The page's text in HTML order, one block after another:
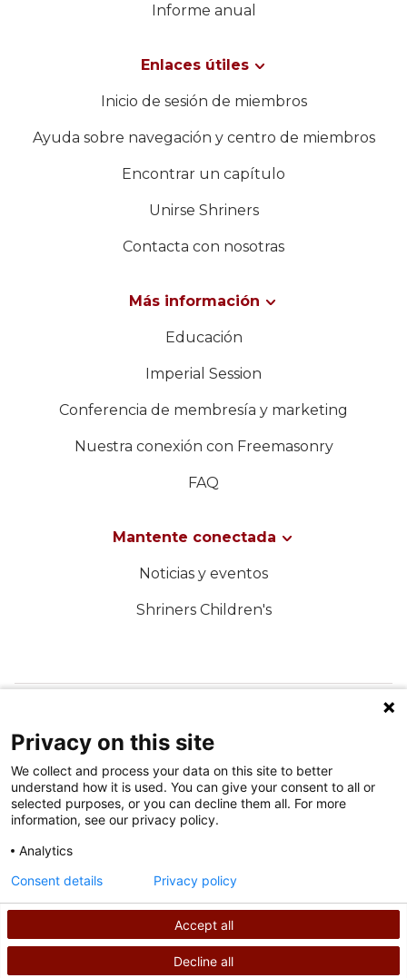
Informe anual
Enlaces útiles
Inicio de sesión de miembros
Ayuda sobre navegación y centro de miembros
Encontrar un capítulo
Unirse Shriners
Contacta con nosotras
Más información
Educación
Imperial Session
Conferencia de membresía y marketing
Nuestra conexión con Freemasonry
FAQ
Mantente conectada
Noticias y eventos
Shriners Children's
política de privacidad
©2026 Derechos de autor de Shriners International
Privacy on this site
We collect and process your data on this site to better
understand how it is used. You can give your consent to all or
selected purposes, or you can decline them all. For more
information, see our privacy policy.
Analytics
Accept all
Decline all
Consent details Privacy policy